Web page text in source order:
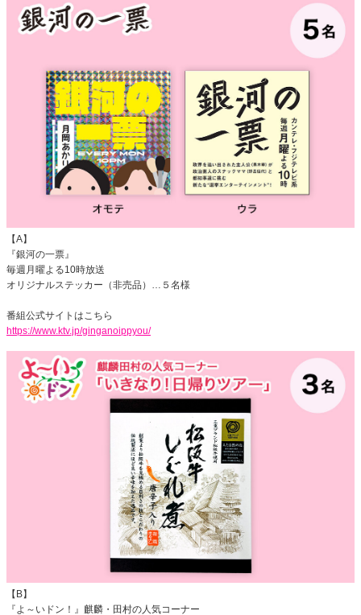
【A】
『銀河の一票』
毎週月曜よる10時放送
オリジナルステッカー（非売品）…５名様
番組公式サイトはこちら
https://www.ktv.jp/ginganoippyou/
【B】
『よ～いドン！』麒麟・田村の人気コーナー